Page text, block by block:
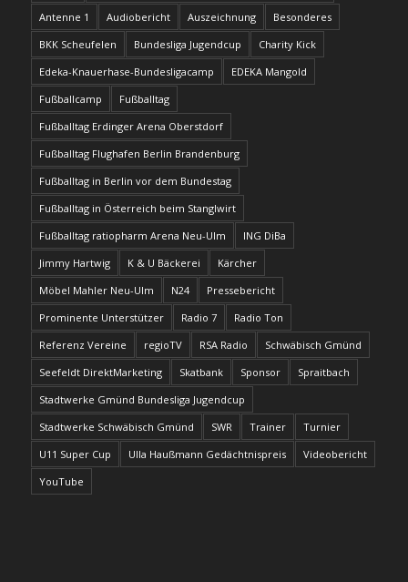
Antenne 1
Audiobericht Auszeichnung
Besonderes
BKK Scheufelen
Bundesliga Jugendcup
Charity Kick
Edeka-Knauerhase-Bundesligacamp
EDEKA Mangold
Fußballcamp
Fußballtag
Fußballtag Erdinger Arena Oberstdorf
Fußballtag Flughafen Berlin Brandenburg
Fußballtag in Berlin vor dem Bundestag
Fußballtag in Österreich beim Stanglwirt
Fußballtag ratiopharm Arena Neu-Ulm
ING DiBa
Jimmy Hartwig
K & U Bäckerei
Kärcher
Möbel Mahler Neu-Ulm
N24
Pressebericht
Prominente Unterstützer
Radio 7
Radio Ton
Referenz Vereine
regioTV RSA Radio
Schwäbisch Gmünd
Seefeldt DirektMarketing
Skatbank Sponsor
Spraitbach
Stadtwerke Gmünd Bundesliga Jugendcup
Stadtwerke Schwäbisch Gmünd
SWR Trainer
Turnier
U11 Super Cup
Ulla Haußmann Gedächtnispreis
Videobericht
YouTube